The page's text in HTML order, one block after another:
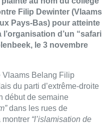
Filip Dewinter (Vlaams
Pays-Bas) pour atteinte
d’un “safari
le 3 novembre
Vlaams Belang Filip
du parti d’extrême-droite
début de semaine
dans les rues de
montrer “l’islamisation de